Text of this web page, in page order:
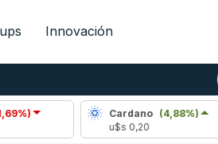
Innovación
Cardano
(4,88%)